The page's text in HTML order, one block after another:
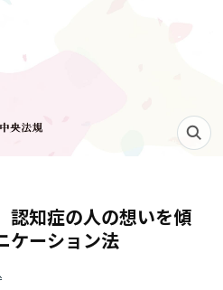
知症の人の想いを傾
ケーション法